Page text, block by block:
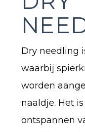
Dry needling
waarbij
worden
naaldje. Het
ontspannen